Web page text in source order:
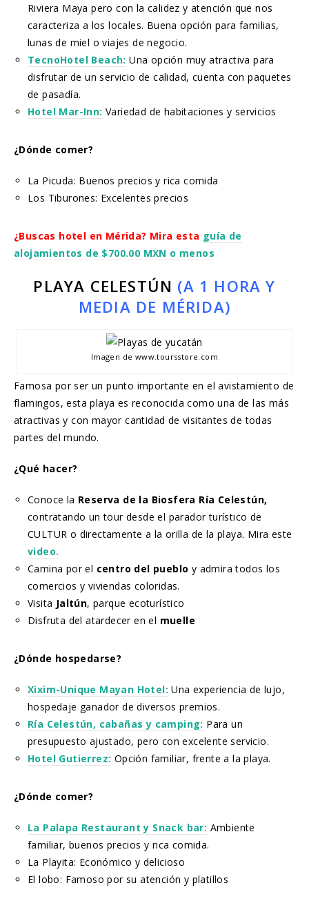
Riviera Maya pero con la calidez y atención que nos
caracteriza a los locales. Buena opción para familias,
lunas de miel o viajes de negocio.
TecnoHotel Beach: Una opción muy atractiva para
disfrutar de un servicio de calidad, cuenta con paquetes
de pasadía.
Hotel Mar-Inn: Variedad de habitaciones y servicios
¿Dónde comer?
La Picuda: Buenos precios y rica comida
Los Tiburones: Excelentes precios
¿Buscas hotel en Mérida? Mira esta guía de
alojamientos de $700.00 MXN o menos
PLAYA CELESTÚN (A 1 HORA Y
MEDIA DE MÉRIDA)
Imagen de www.toursstore.com
Famosa por ser un punto importante en el avistamiento de
flamingos, esta playa es reconocida como una de las más
atractivas y con mayor cantidad de visitantes de todas
partes del mundo.
¿Qué hacer?
Conoce la Reserva de la Biosfera Ría Celestún,
contratando un tour desde el parador turístico de
CULTUR o directamente a la orilla de la playa. Mira este
video.
Camina por el centro del pueblo y admira todos los
comercios y viviendas coloridas.
Visita Jaltún, parque ecoturístico
Disfruta del atardecer en el muelle
¿Dónde hospedarse?
Xixim-Unique Mayan Hotel: Una experiencia de lujo,
hospedaje ganador de diversos premios.
Ría Celestún, cabañas y camping: Para un
presupuesto ajustado, pero con excelente servicio.
Hotel Gutierrez: Opción familiar, frente a la playa.
¿Dónde comer?
La Palapa Restaurant y Snack bar: Ambiente
familiar, buenos precios y rica comida.
La Playita: Económico y delicioso
El lobo: Famoso por su atención y platillos